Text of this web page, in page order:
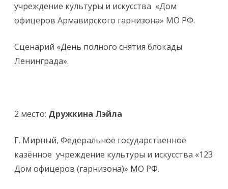
учреждение культуры и искусства «Дом
офицеров Армавирского гарнизона» МО РФ.
Сценарий «День полного снятия блокады
Ленинграда».
2 место: Дружкина Лэйла
Г. Мирный, Федеральное государственное
казённое учреждение культуры и искусства «123
Дом офицеров (гарнизона)» МО РФ.